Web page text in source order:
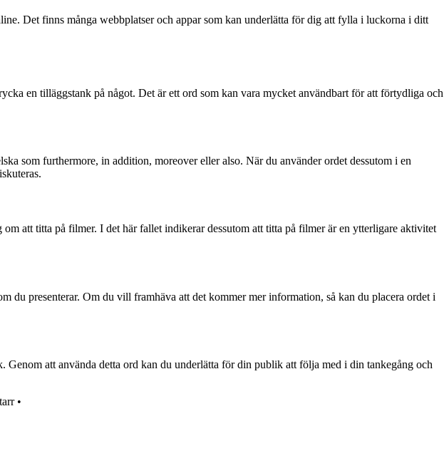
Det finns många webbplatser och appar som kan underlätta för dig att fylla i luckorna i ditt
en tilläggstank på något. Det är ett ord som kan vara mycket användbart för att förtydliga och
som furthermore, in addition, moreover eller also. När du använder ordet dessutom i en
om att titta på filmer. I det här fallet indikerar dessutom att titta på filmer är en ytterligare aktivitet
du presenterar. Om du vill framhäva att det kommer mer information, så kan du placera ordet i
att använda detta ord kan du underlätta för din publik att följa med i din tankegång och
•